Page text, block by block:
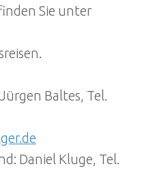
Sie unter
Baltes, Tel.
Daniel Kluge, Tel.